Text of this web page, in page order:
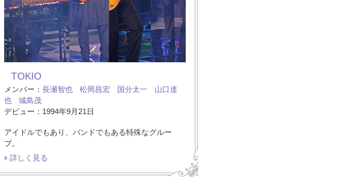
TOKIO
メンバー： 長瀬智也 松岡昌宏 国分太一
山口達
也
城島茂
デビュー：1994年9月21日
アイドルでもあり、バンドでもある特殊なグルー
プ。
詳しく見る